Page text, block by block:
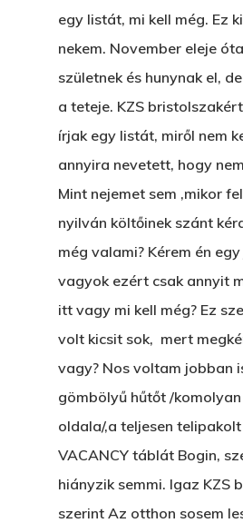
egy listát, mi kell még. Ez
nekem. November eleje
születnek és hunynak el,
a teteje. KZS
írjak egy listát, miről nem
annyira nevetett, hogy
Mint nejemet sem ,mikor
nyilván költőinek szánt
még valami? Kérem én
vagyok ezért csak annyit
itt vagy mi kell még? Ez
volt kicsit sok, mert
vagy? Nos voltam jobban
gömbölyű hűtőt /
oldala/,a teljesen
VACANCY táblát Bogin,
hiányzik semmi. Igaz KZS
szerint Az otthon sosem